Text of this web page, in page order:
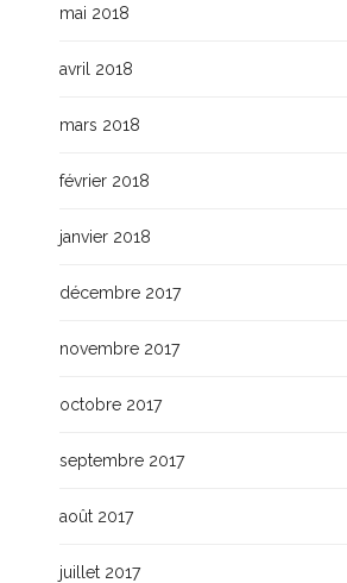
mai 2018
avril 2018
mars 2018
février 2018
janvier 2018
décembre 2017
novembre 2017
octobre 2017
septembre 2017
août 2017
juillet 2017